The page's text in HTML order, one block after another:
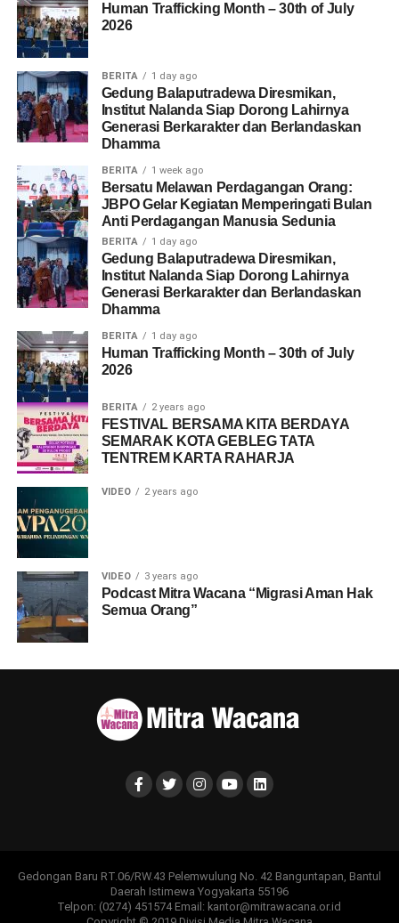
Human Trafficking Month – 30th of July
2026
BERITA 1 day ago
Gedung Balaputradewa Diresmikan,
Institut Nalanda Siap Dorong Lahirnya
Generasi Berkarakter dan Berlandaskan
Dhamma
BERITA 1 week ago
Bersatu Melawan Perdagangan Orang:
JBPO Gelar Kegiatan Memperingati Bulan
Anti Perdagangan Manusia Sedunia
BERITA 1 day ago
Gedung Balaputradewa Diresmikan,
Institut Nalanda Siap Dorong Lahirnya
Generasi Berkarakter dan Berlandaskan
Dhamma
BERITA 1 day ago
Human Trafficking Month – 30th of July
2026
BERITA 2 years ago
FESTIVAL BERSAMA KITA BERDAYA
SEMARAK KOTA GEBLEG TATA
TENTREM KARTA RAHARJA
VIDEO 2 years ago
VIDEO 3 years ago
Podcast Mitra Wacana “Migrasi Aman Hak
Semua Orang”
Gedongan Baru RT.06/RW.43 Pelemwulung No. 42 Banguntapan, Bantul
Daerah Istimewa Yogyakarta 55196
Telpon: (0274) 451574 Email: kantor@mitrawacana.or.id